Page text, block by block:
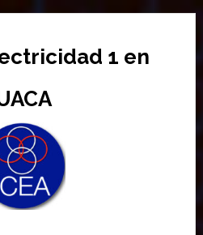
1 en